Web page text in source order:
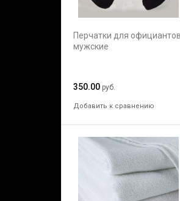
Перчатки для официантов
мужские
350.00 руб.
Добавить к сравнению